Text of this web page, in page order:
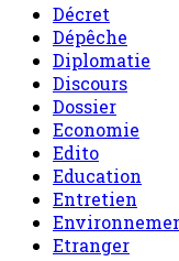
Décret
Dépêche
Diplomatie
Discours
Dossier
Economie
Edito
Education
Entretien
Etranger